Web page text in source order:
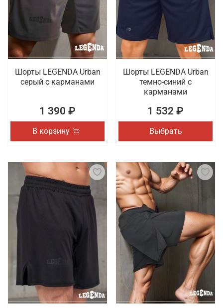
тренировок. Осуществляется оперативная
доставка покупок, оформленных в онлайн режиме,
по Новокузнецку.
Шорты LEGENDA Urban
серый c карманами
1 390 ₽
В корзину
Шорты LEGENDA Urban
темно-синий с
карманами
1 532 ₽
Выбрать